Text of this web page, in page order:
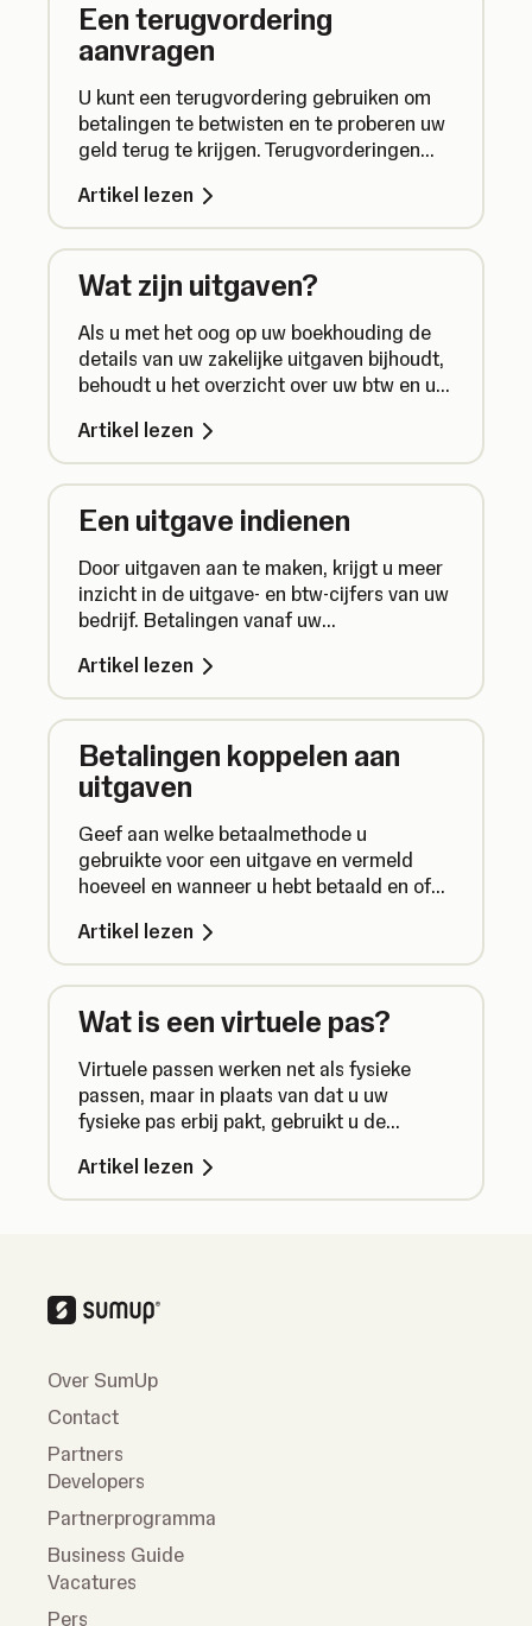
Een terugvordering
aanvragen
U kunt een terugvordering gebruiken om
betalingen te betwisten en te proberen uw
geld terug te krijgen. Terugvorderingen
Dit moet u weten.
Artikel lezen
Wat zijn uitgaven?
Als u met het oog op uw boekhouding de
details van uw zakelijke uitgaven bijhoudt,
behoudt u het overzicht over uw btw en uw
uw uitgaven op één plek beheren.
Artikel lezen
Een uitgave indienen
Door uitgaven aan te maken, krijgt u meer
inzicht in de uitgave- en btw-cijfers van uw
bedrijf. Betalingen vanaf uw
Artikel lezen
Betalingen koppelen aan
uitgaven
Geef aan welke betaalmethode u
gebruikte voor een uitgave en vermeld
hoeveel en wanneer u hebt betaald en of
betalingen.
Artikel lezen
Wat is een virtuele pas?
Virtuele passen werken net als fysieke
passen, maar in plaats van dat u uw
fysieke pas erbij pakt, gebruikt u de
Artikel lezen
Over SumUp
Contact
Partners
Developers
Partnerprogramma
Business Guide
Vacatures
Pers